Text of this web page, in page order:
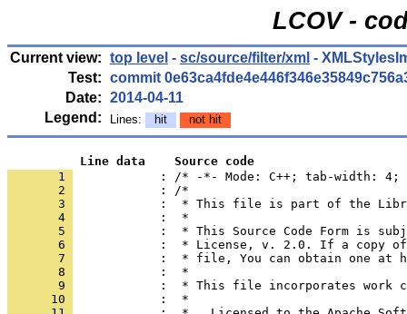
LCOV -
Current view: top level - sc/source/filter/xml -
Test: commit
Date: 2014-04-11
Legend:
Lines: hit not hit
          Line data    Source code
       1
: /* -*- Mode: C++; tab-width:
       2
       3
       4
       5
       6
       7
       8
       9
      10